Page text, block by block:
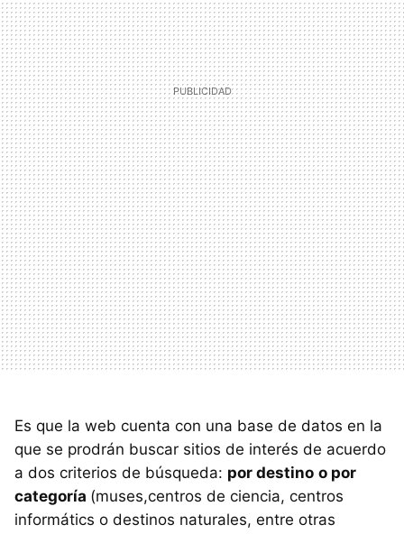
Es que la web cuenta con una base de datos en la
que se prodrán buscar sitios de interés de acuerdo
a dos criterios de búsqueda: por destino o por
categoría (muses,centros de ciencia, centros
informátics o destinos naturales, entre otras